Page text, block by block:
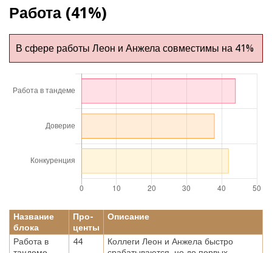
Работа (41%)
В сфере работы Леон и Анжела совместимы на 41%
Название
блока
Про-
центы
Описание
Работа в
44
Коллеги Леон и Анжела быстро